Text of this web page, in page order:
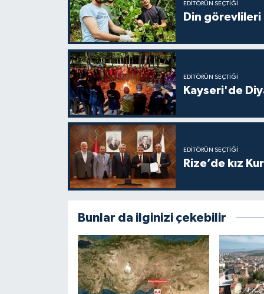
EDITÖRÜN SEÇTIĞI
Din görevlileri
EDITÖRÜN SEÇTIĞI
Kayseri'de
EDITÖRÜN SEÇTIĞI
Rize’de kız
Bunlar da ilginizi çekebilir
Kırşehir Müftülüğü
Kocaeli Müftülüğü
Konya Müftülüğü
Kütahya Müftülüğü
Malatya Müftülüğü
Manisa Müftülüğü
Muğla Müftülüğü
Muş Müftülüğü